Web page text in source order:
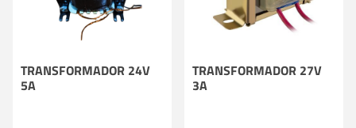
TRANSFORMADOR 24V
5A
TRANSFORMADOR 27V
3A